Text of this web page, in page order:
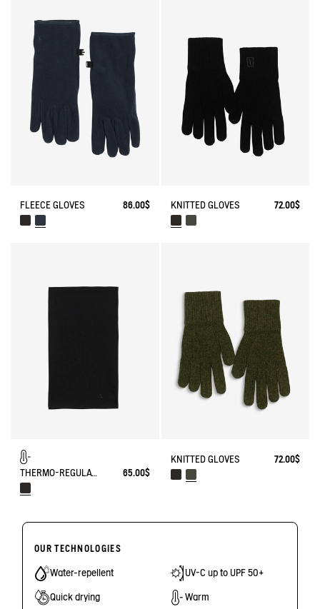
FLEECE GLOVES 86.00$ KNITTED GLOVES 72.00$
THERMO-REGULATING NECK WARMER 65.00$
KNITTED GLOVES 72.00$
OUR TECHNOLOGIES
Water-repellent UV-C up to UPF 50+
Quick drying Warm